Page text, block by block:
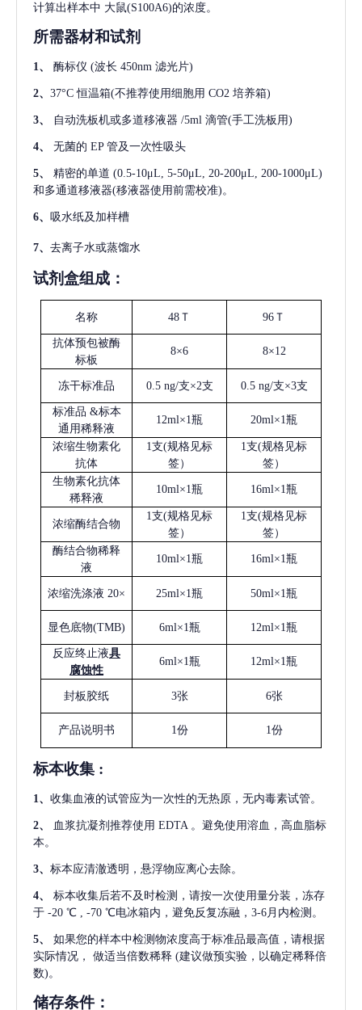
计算出样本中 大鼠(S100A6)的浓度。
所需器材和试剂
1、 酶标仪 (波长 450nm 滤光片)
2、 37°C 恒温箱(不推荐使用细胞用 CO2 培养箱)
3、 自动洗板机或多道移液器 /5ml 滴管(手工洗板用)
4、 无菌的 EP 管及一次性吸头
5、 精密的单道 (0.5-10μL, 5-50μL, 20-200μL, 200-1000μL)
和多通道移液器(移液器使用前需校准)。
6、 吸水纸及加样槽
7、 去离子水或蒸馏水
试剂盒组成：
名称 48Ｔ 96Ｔ
抗体预包被酶
标板
8×6 8×12
冻干标准品 0.5 ng/支×2支 0.5 ng/支×3支
标准品 &标本
通用稀释液
12ml×1瓶 20ml×1瓶
浓缩生物素化
抗体
1支(规格见标
签）
1支(规格见标
签）
生物素化抗体
稀释液
10ml×1瓶 16ml×1瓶
浓缩酶结合物
1支(规格见标
签）
1支(规格见标
签）
酶结合物稀释
液
10ml×1瓶 16ml×1瓶
浓缩洗涤液 20× 25ml×1瓶 50ml×1瓶
显色底物(TMB) 6ml×1瓶 12ml×1瓶
反应终止液具
腐蚀性
6ml×1瓶 12ml×1瓶
封板胶纸 3张 6张
产品说明书 1份 1份
标本收集 :
1 、 收集血液的试管应为一次性的无热原，无内毒素试管。
2、 血浆抗凝剂推荐使用 EDTA 。避免使用溶血，高血脂标
本。
3、 标本应清澈透明，悬浮物应离心去除。
4、
标本收集后若不及时检测，请按一次使用量分装，冻存
于 -20 ℃ , -70 ℃电冰箱内，避免反复冻融，3-6月内检测。
5、
如果您的样本中检测物浓度高于标准品最高值，请根据
实际情况，
做适当倍数稀释 (建议做预实验，以确定稀释倍
数)。
储存条件：